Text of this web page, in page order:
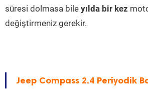
süresi dolmasa bile yılda bir kez
değiştirmeniz gerekir.
Jeep Compass 2.4 Periyodik